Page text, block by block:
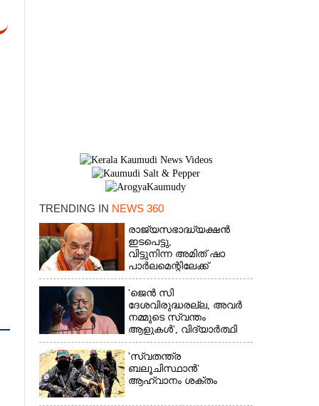
TRENDING IN NEWS 360
രാജ്യസഭാദ്ധ്യക്ഷൻ
ഇടപെട്ടു,
വിട്ടുനിന്ന അമിത് ഷാ
പാർലമെന്റിലേക്ക്
'ജെൻ സി
ദേശവിരുദ്ധരല്ല, അവർ
നമ്മുടെ സ്വന്തം
ആളുകൾ', വിദ്യാർത്ഥി
പ്രക്ഷോഭത്തെ പിന്തുണച്ച്
ആർഎസ്‌എസ് മേധാവി
'സ്വതന്ത്ര
ബലൂചിസ്ഥാൻ'
ആഹ്വാനം ശക്തം
×